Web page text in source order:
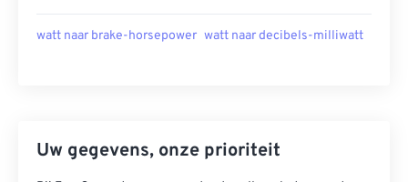
watt naar brake-horsepower watt naar decibels-milliwatt
Uw gegevens, onze prioriteit